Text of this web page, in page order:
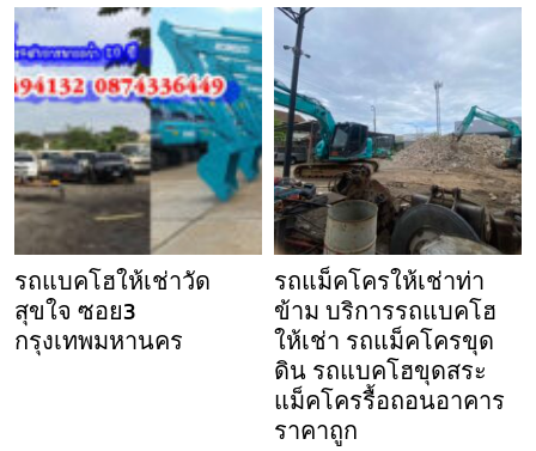
รถแบคโฮให้เช่าวัด
สุขใจ ซอย3
กรุงเทพมหานคร
รถแม็คโครให้เช่าท่า
ข้าม บริการรถแบคโฮ
ให้เช่า รถแม็คโครขุด
ดิน รถแบคโฮขุดสระ
แม็คโครรื้อถอนอาคาร
ราคาถูก